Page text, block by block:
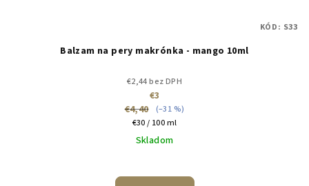
Balzam na pery makrónka - mango 10ml
€2,44 bez DPH
€3
€4,40
(–31 %)
Jednotková
cena:
€30 / 100 ml
Skladom
KÓD: S33